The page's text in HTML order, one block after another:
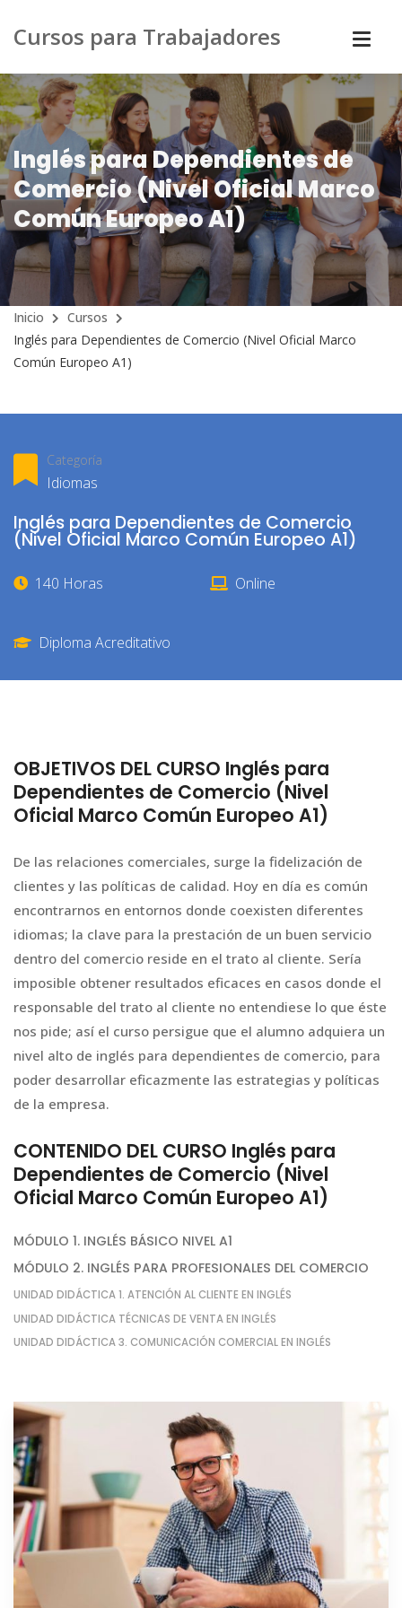
Cursos para Trabajadores
Inglés para Dependientes de
Comercio (Nivel Oficial Marco
Común Europeo A1)
Inicio
Cursos
Inglés para Dependientes de Comercio (Nivel Oficial Marco
Común Europeo A1)
Categoría
Idiomas
Inglés para Dependientes de Comercio
(Nivel Oficial Marco Común Europeo A1)
140 Horas Online
Diploma Acreditativo
OBJETIVOS DEL CURSO Inglés para
Dependientes de Comercio (Nivel
Oficial Marco Común Europeo A1)
De las relaciones comerciales, surge la fidelización de
clientes y las políticas de calidad. Hoy en día es común
encontrarnos en entornos donde coexisten diferentes
idiomas; la clave para la prestación de un buen servicio
dentro del comercio reside en el trato al cliente. Sería
imposible obtener resultados eficaces en casos donde el
responsable del trato al cliente no entendiese lo que éste
nos pide; así el curso persigue que el alumno adquiera un
nivel alto de inglés para dependientes de comercio, para
poder desarrollar eficazmente las estrategias y políticas
de la empresa.
CONTENIDO DEL CURSO Inglés para
Dependientes de Comercio (Nivel
Oficial Marco Común Europeo A1)
MÓDULO 1. INGLÉS BÁSICO NIVEL A1
MÓDULO 2. INGLÉS PARA PROFESIONALES DEL COMERCIO
UNIDAD DIDÁCTICA 1. ATENCIÓN AL CLIENTE EN INGLÉS
UNIDAD DIDÁCTICA TÉCNICAS DE VENTA EN INGLÉS
UNIDAD DIDÁCTICA 3. COMUNICACIÓN COMERCIAL EN INGLÉS